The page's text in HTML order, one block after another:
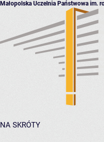
Małopolska Uczelnia Państwowa im.
NA SKRÓTY